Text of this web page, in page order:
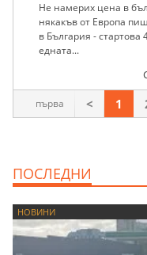
Не намерих цена в
някакъв от Европа
в България -
едната...
първа < 1
ПОСЛЕДНИ
НОВИНИ